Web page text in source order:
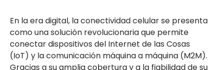
En la era digital, la conectividad celular se presenta
como una solución revolucionaria que permite
conectar dispositivos del Internet de las Cosas
(IoT) y la comunicación máquina a máquina (M2M).
Gracias a su amplia cobertura y a la fiabilidad de su